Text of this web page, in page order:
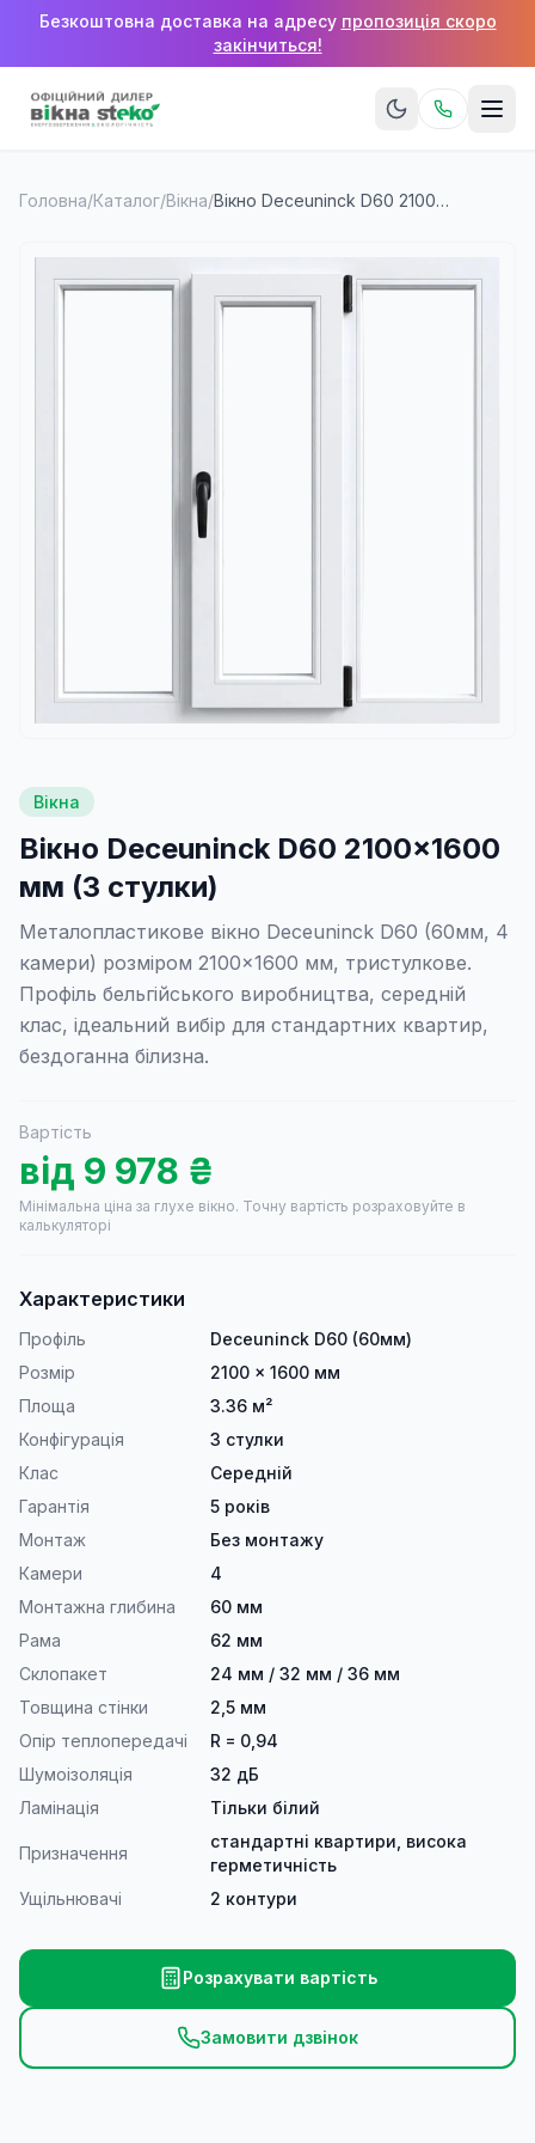
Безкоштовна доставка на адресу пропозиція скоро
закінчиться!
Головна/Каталог/Вікна/ Вікно Deceuninck D60 2100×1600 мм (3 стулки)
Вікна
Вікно Deceuninck D60 2100×1600
мм (3 стулки)
Металопластикове вікно Deceuninck D60 (60мм, 4
камери) розміром 2100×1600 мм, тристулкове.
Профіль бельгійського виробництва, середній
клас, ідеальний вибір для стандартних квартир,
бездоганна білизна.
Вартість
від 9 978 ₴
Мінімальна ціна за глухе вікно. Точну вартість розраховуйте в
калькуляторі
Характеристики
Профіль
Deceuninck D60 (60мм)
Розмір
2100 × 1600 мм
Площа
3.36 м²
Конфігурація
3 стулки
Клас
Середній
Гарантія
5 років
Монтаж
Без монтажу
Камери
4
Монтажна глибина
60 мм
Рама
62 мм
Склопакет
24 мм / 32 мм / 36 мм
Товщина стінки
2,5 мм
Опір теплопередачі
R = 0,94
Шумоізоляція
32 дБ
Ламінація
Тільки білий
Призначення
стандартні квартири, висока
герметичність
Ущільнювачі
2 контури
Розрахувати вартість
Замовити дзвінок